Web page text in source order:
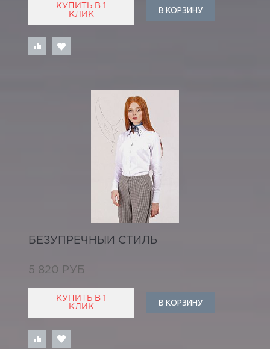
КУПИТЬ В 1
КЛИК
В КОРЗИНУ
БЕЗУПРЕЧНЫЙ СТИЛЬ
5 820 РУБ
КУПИТЬ В 1
КЛИК
В КОРЗИНУ